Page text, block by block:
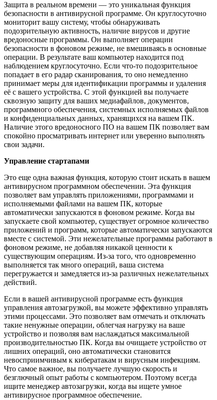
Защита в реальном времени — это уникальная функция
безопасности в антивирусной программе. Он круглосуточно
мониторит вашу систему, чтобы обнаруживать
подозрительную активность, наличие вирусов и другие
вредоносные программы. Он выполняет операции
безопасности в фоновом режиме, не вмешиваясь в основные
операции. В результате ваш компьютер находится под
наблюдением круглосуточно. Если что-то подозрительное
попадает в его радар сканирования, то оно немедленно
принимает меры для идентификации программы и удаления
её с вашего устройства. С этой функцией вы получаете
сквозную защиту для ваших медиафайлов, документов,
программного обеспечения, системных исполняемых файлов
и конфиденциальных данных, хранящихся на вашем ПК.
Наличие этого вредоносного ПО на вашем ПК позволяет вам
спокойно просматривать интернет или уверенно выполнять
свои задачи.
Управление стартапами
Это еще одна важная функция, которую стоит искать в вашем
антивирусном программном обеспечении. Эта функция
позволяет вам управлять приложениями, программами и
исполняемыми файлами на вашем ПК, которые
автоматически запускаются в фоновом режиме. Когда вы
запускаете свой компьютер, существует огромное количество
приложений и программ, которые автоматически запускаются
вместе с системой. Эти нежелательные программы работают в
фоновом режиме, не добавляя никакой ценности к
существующим операциям. Из-за того, что одновременно
выполняется так много операций, ваша система
перегружается и замедляется из-за различных нежелательных
действий.
Если в вашей антивирусной программе есть функция
управления автозагрузкой, вы можете эффективно управлять
этими процессами. Это позволяет вам отмечать и отключать
такие ненужные операции, облегчая нагрузку на ваше
устройство и позволяя вам наслаждаться максимальной
производительностью ПК. Когда вы очищаете устройство от
лишних операций, оно автоматически становится
невосприимчивым к кибератакам и вирусным инфекциям.
Что самое важное, вы получаете лучшую скорость и
безглючный опыт работы с компьютером. Поэтому всегда
ищите менеджер автозагрузки, когда вы ищете умное
антивирусное программное обеспечение.